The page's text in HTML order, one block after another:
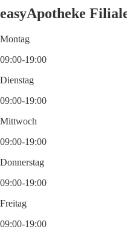
easyApotheke
Montag
09:00-19:00
Dienstag
09:00-19:00
Mittwoch
09:00-19:00
Donnerstag
09:00-19:00
Freitag
09:00-19:00